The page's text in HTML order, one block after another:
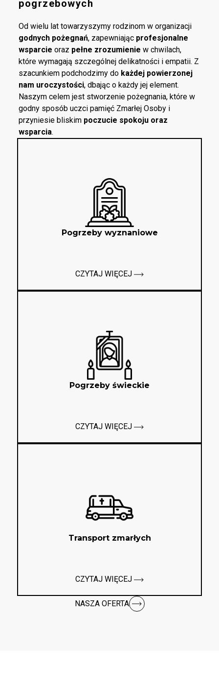
pogrzebowych
Od wielu lat towarzyszymy rodzinom w organizacji
godnych pożegnań, zapewniając profesjonalne
wsparcie oraz pełne zrozumienie w chwilach,
które wymagają szczególnej delikatności i empatii. Z
szacunkiem podchodzimy do każdej powierzonej
nam uroczystości, dbając o każdy jej element.
Naszym celem jest stworzenie pożegnania, które w
godny sposób uczci pamięć Zmarłej Osoby i
przyniesie bliskim poczucie spokoju oraz
wsparcia.
Pogrzeby wyznaniowe
CZYTAJ WIĘCEJ
Pogrzeby świeckie
CZYTAJ WIĘCEJ
Transport zmarłych
CZYTAJ WIĘCEJ
NASZA OFERTA